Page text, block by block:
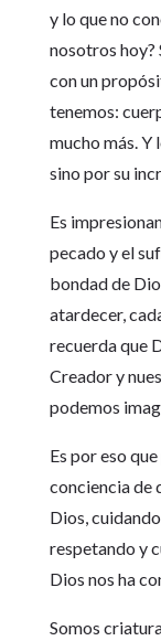
y lo que no
nosotros hoy?
con un
tenemos:
mucho más. Y
sino por su
Es
pecado y el
bondad de
atardecer,
recuerda que
Creador y
podemos
Es por eso
conciencia de
Dios,
respetando y
Dios nos ha
Somos